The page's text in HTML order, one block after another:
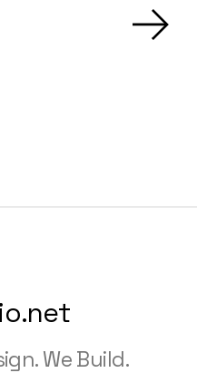
We Build.